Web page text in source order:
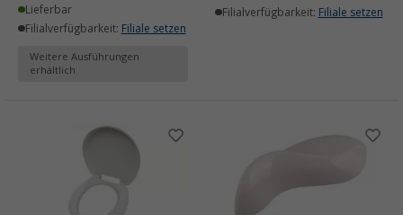
Lieferbar
Filialverfügbarkeit: Filiale setzen
Weitere Ausführungen
erhältlich
Filialverfügbarkeit: Filiale setzen